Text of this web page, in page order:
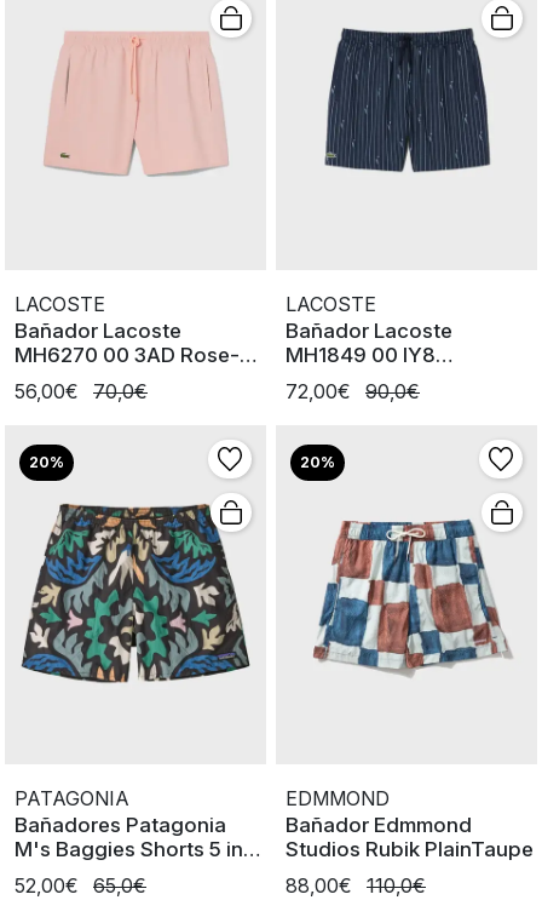
LACOSTE
Bañador Lacoste
MH6270 00 3AD Rose-
UI2
56,00€ 70,0€
LACOSTE
Bañador Lacoste
MH1849 00 IY8
Merle/Blanc
72,00€ 90,0€
20%
PATAGONIA
Bañadores Patagonia
M's Baggies Shorts 5 in
KALB
52,00€ 65,0€
20%
EDMMOND
Bañador Edmmond
Studios Rubik PlainTaupe
88,00€
110,0€